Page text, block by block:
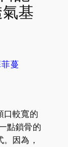
基
蔓
口較寬的
點鎖骨的
因為，